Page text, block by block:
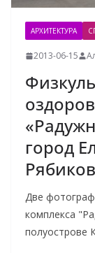
АРХИТЕКТУРА
2013-06-15
город
Две
комплекса
полуострове